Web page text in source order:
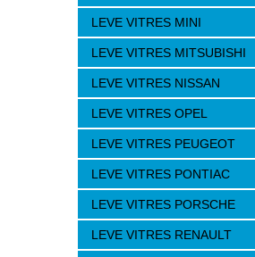
LEVE VITRES MINI
LEVE VITRES MITSUBISHI
LEVE VITRES NISSAN
LEVE VITRES OPEL
LEVE VITRES PEUGEOT
LEVE VITRES PONTIAC
LEVE VITRES PORSCHE
LEVE VITRES RENAULT